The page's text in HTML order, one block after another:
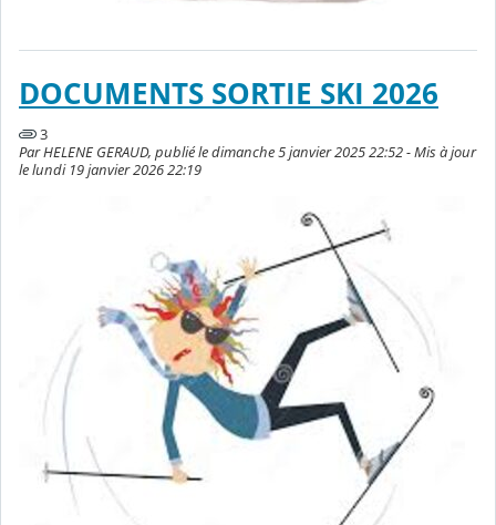
DOCUMENTS SORTIE SKI 2026
3
Par HELENE GERAUD, publié le dimanche 5 janvier 2025 22:52 - Mis à jour
le lundi 19 janvier 2026 22:19